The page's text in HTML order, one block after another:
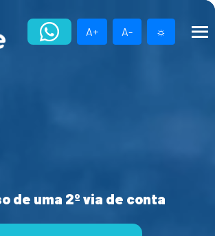
A+ A- ☼
de uma 2º via de conta